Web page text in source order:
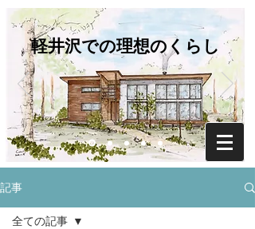
軽井沢での理想のくらし
記事
全ての記事